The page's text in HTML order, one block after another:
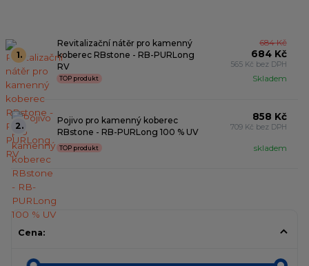
1.
Revitalizační nátěr pro kamenný
koberec RBstone - RB-PURLong
RV
Skladem
TOP produkt
684 Kč
684 Kč
565 Kč bez DPH
2.
Pojivo pro kamenný koberec
RBstone - RB-PURLong 100 % UV
skladem
TOP produkt
858 Kč
709 Kč bez DPH
Cena: